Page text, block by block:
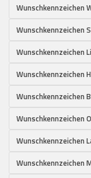
Wunschkennzeichen
Wunschkennzeichen
Wunschkennzeichen
Wunschkennzeichen
Wunschkennzeichen
Wunschkennzeichen
Wunschkennzeichen
Wunschkennzeichen